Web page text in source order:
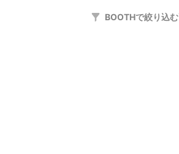
BOOTHで絞り込む